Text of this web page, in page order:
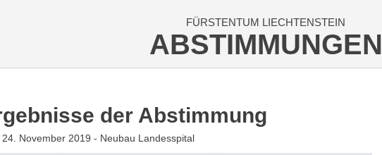
FÜRSTENTUM LIECHTENSTEIN
ABSTIMMUNGEN
der Abstimmung
24. November 2019 - Neubau Landesspital